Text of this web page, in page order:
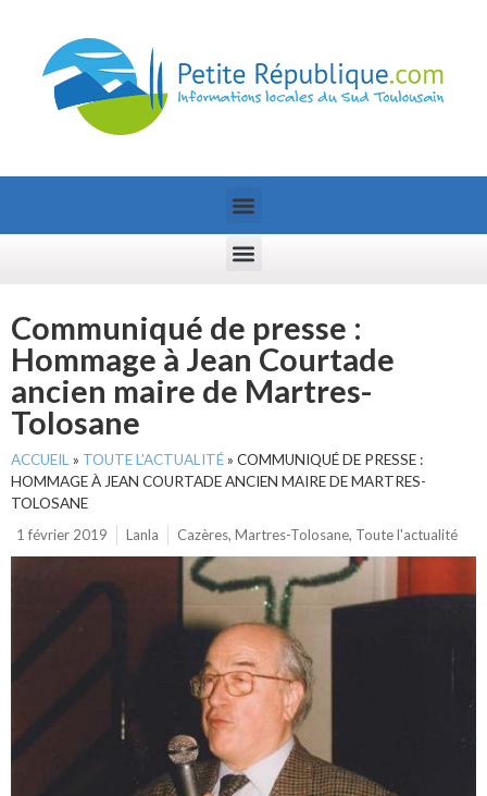
Communiqué de presse :
Hommage à Jean Courtade
ancien maire de Martres-
Tolosane
ACCUEIL » TOUTE L’ACTUALITÉ» COMMUNIQUÉ DE PRESSE :
HOMMAGE À JEAN COURTADE ANCIEN MAIRE DE MARTRES-
TOLOSANE
1 février 2019
Lanla Cazères, Martres-Tolosane, Toute l'actualité